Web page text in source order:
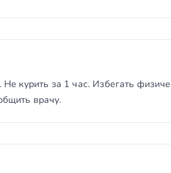
курить за 1 час. Избегать
врачу.